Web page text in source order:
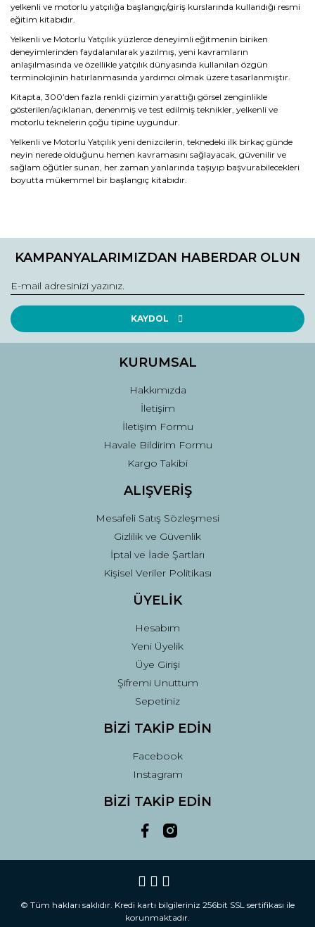
yelkenli ve motorlu yatçılığa başlangıç/giriş kurslarında kullandığı resmi
eğitim kitabıdır.
Yelkenli ve Motorlu Yatçılık yüzlerce deneyimli eğitmenin biriken
deneyimlerinden faydalanılarak yazılmış, yeni kavramların
anlaşılmasında ve özellikle yatçılık dünyasında kullanılan özgün
terminolojinin hatırlanmasında yardımcı olmak üzere tasarlanmıştır.
Kitapta, 300’den fazla renkli çizimin yarattığı görsel zenginlikle
gösterilen/açıklanan, denenmiş ve test edilmiş teknikler, yelkenli ve
motorlu teknelerin çoğu tipine uygundur.
Yelkenli ve Motorlu Yatçılık yeni denizcilerin, teknedeki ilk birkaç günde
neyin nerede olduğunu hemen kavramasını sağlayacak, güvenilir ve
sağlam öğütler sunan, her zaman yanlarında taşıyıp başvurabilecekleri
boyutta mükemmel bir başlangıç kitabıdır.
konularda yetersiz gördüğünüz noktaları öneri formunu
Görüş ve önerileriniz için teşekkür ederiz.
Ürün resmi kalitesiz, bozuk veya görüntülenemiyor.
Ürün açıklamasında eksik bilgiler bulunuyor.
Ürün fiyatı diğer sitelerden daha pahalı.
Gönder
KAMPANYALARIMIZDAN HABERDAR OLUN
KAYDOL
KURUMSAL
Hakkımızda
İletişim
İletişim Formu
Havale Bildirim Formu
Kargo Takibi
ALIŞVERİŞ
Mesafeli Satış Sözleşmesi
Gizlilik ve Güvenlik
İptal ve İade Şartları
Kişisel Veriler Politikası
ÜYELİK
Hesabım
Yeni Üyelik
Üye Girişi
Şifremi Unuttum
Sepetiniz
BİZİ TAKİP EDİN
Facebook
Instagram
BİZİ TAKİP EDİN
© Tüm hakları saklıdır. Kredi kartı bilgileriniz 256bit SSL sertifikası ile
korunmaktadır.